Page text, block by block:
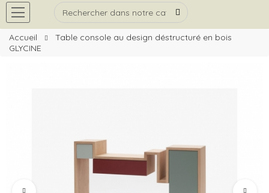
Accueil
Table console au design déstructuré en bois
GLYCINE